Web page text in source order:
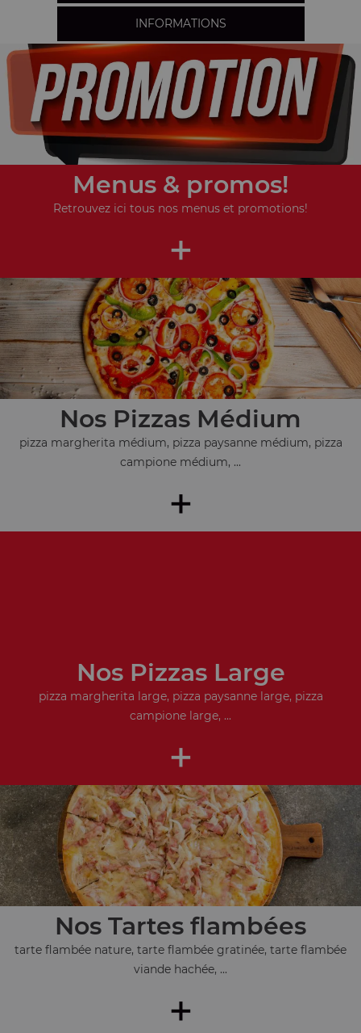
INFORMATIONS
Menus & promos!
Retrouvez ici tous nos menus et promotions!
+
Nos Pizzas Médium
pizza margherita médium, pizza paysanne médium, pizza
campione médium, ...
+
Nos Pizzas Large
pizza margherita large, pizza paysanne large, pizza
campione large, ...
+
Nos Tartes flambées
tarte flambée nature, tarte flambée gratinée, tarte flambée
viande hachée, ...
+